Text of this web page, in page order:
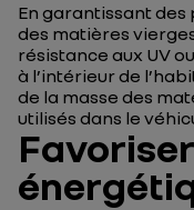
En garantissant
des matières
résistance aux UV
à l’intérieur de
de la masse des
utilisés dans le